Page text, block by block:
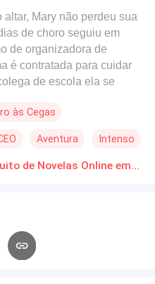
Mary não perdeu sua
de choro seguiu em
de organizadora de
é contratada para cuidar
de escola ela se
lidar com essa
Procurando por um noivo
às Cegas
Aventura Intenso
O casamento Download gratuito de Novelas Online em PDF